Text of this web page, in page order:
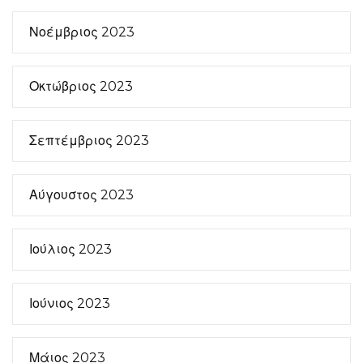
Νοέμβριος 2023
Οκτώβριος 2023
Σεπτέμβριος 2023
Αύγουστος 2023
Ιούλιος 2023
Ιούνιος 2023
Μάιος 2023